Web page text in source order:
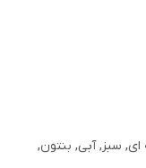
سبز, آبی, بنتون,